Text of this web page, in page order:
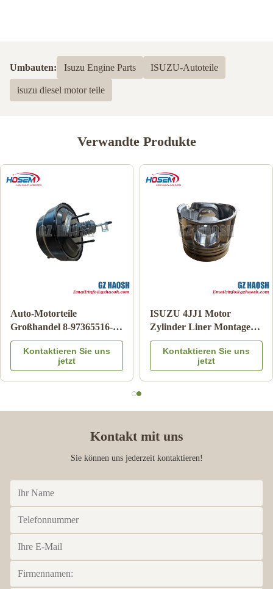
Umbauten: Isuzu Engine Parts ISUZU-Autoteile
isuzu diesel motor teile
Verwandte Produkte
Auto-Karosserieteile
95486109 AUSTÄTZUNG
Chevrolet Airbag Uhr
Feder für ARC
Kontaktieren Sie uns
jetzt
Echter Japanischer
Schalthebelkasten OE-
Nummer 8-98219761-0 für
Isuzu DMAX/MUX Diesel-
Getriebesteuerung
Kontaktieren Sie uns
jetzt
Kontakt mit uns
Sie können uns jederzeit kontaktieren!